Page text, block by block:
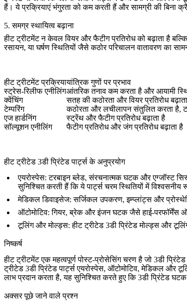
हैं। ये प्रक्रियाएं भंगुरता को कम करती हैं और सामग्री की बिना
5.समग्र स्थायित्व बढ़ाना
हीट ट्रीटमेंट न केवल वियर और फैटीग प्रतिरोध को बढ़ाता है
रसायन, या घर्षण स्थितियों जैसे कठोर परिचालन वातावरण का
हीट ट्रीटमेंट प्रक्रियायांत्रिक गुणों पर प्रभाव
स्ट्रेस-रिलीफ एनीलिंगआंतरिक तनाव कम करता है और आयामी
क्वेंचिंग
सतह की कठोरता और वियर प्रतिरोध
टेम्परिंग
कठोरता और लचीलापन संतुलित करता है,
एज हार्डनिंग
स्ट्रेंथ और फैटीग प्रतिरोध बढ़ाता है
सॉल्यूशन एनीलिंग
फैटीग प्रतिरोध और जंग प्रतिरोध बढ़ाता है
हीट ट्रीटेड 3डी प्रिंटेड पार्ट्स के अनुप्रयोग
एयरोस्पेस: टरबाइन ब्लेड, संरचनात्मक घटक और एग्जॉस्ट
सुनिश्चित करती हैं कि ये पार्ट्स चरम स्थितियों में
मेडिकल डिवाइसेज: सर्जिकल उपकरण, इम्प्लांट्स और
ऑटोमोटिव: गियर, ब्रेक और इंजन घटक जैसे हाई-परफॉर्मेंस
टूलिंग और मोल्ड्स: हीट ट्रीटेड 3डी प्रिंटेड मोल्ड्स और
निष्कर्ष
हीट ट्रीटमेंट एक महत्वपूर्ण पोस्ट-प्रोसेसिंग चरण है जो 3डी
ट्रीटेड 3डी प्रिंटेड पार्ट्स एयरोस्पेस, ऑटोमोटिव, मेडिकल और
लाभ प्रदान करता है, यह सुनिश्चित करते हुए कि 3डी प्रिंटेड
अक्सर पूछे जाने वाले प्रश्न